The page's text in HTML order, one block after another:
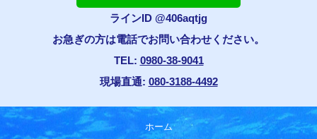
ラインID @406aqtjg
お急ぎの方は電話でお問い合わせください。
TEL: 0980-38-9041
現場直通: 080-3188-4492
ホーム